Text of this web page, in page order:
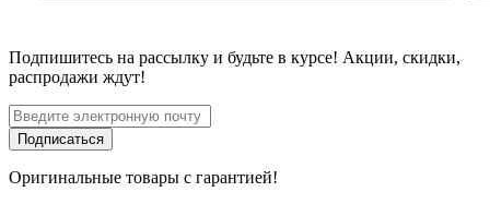
Подпишитесь на рассылку и будьте в курсе! Акции, скидки,
распродажи ждут!
Подписаться
Оригинальные товары с гарантией!